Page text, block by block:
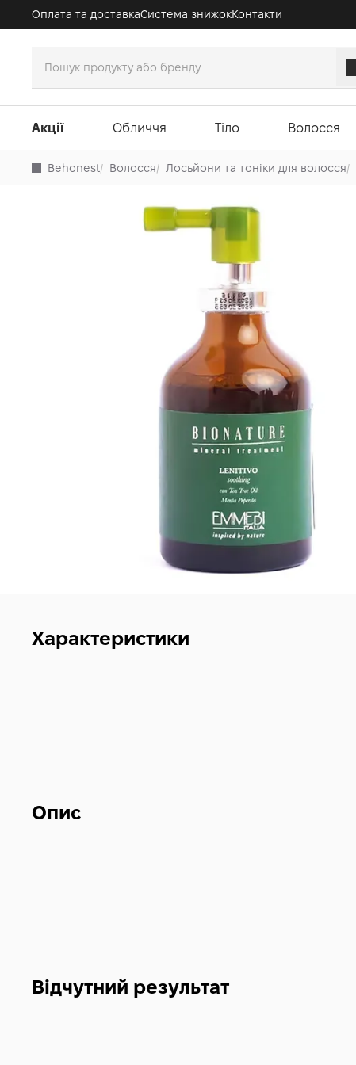
Оплата та доставкаСистема знижокКонтакти
Акції Обличчя Тіло Волосся
Behonest/ Волосся/ Лосьйони та тоніки для волосся/
Характеристики
Опис
Відчутний результат